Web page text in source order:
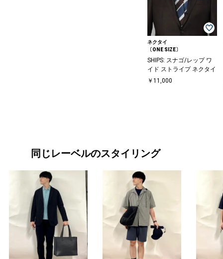
ネクタイ
〔ONE SIZE〕
SHIPS: スナゴ/レップ ワ
イド ストライプ ネクタイ
￥11,000
同じレーベルのスタイリング